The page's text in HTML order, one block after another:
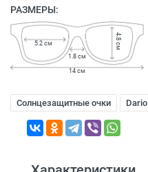
РАЗМЕРЫ:
1.8 см
5.2 см 4.8 см
14 см
Солнцезащитные очки Dario